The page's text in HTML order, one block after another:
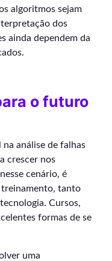
algoritmos sejam
dos
ainda dependem da
o futuro
análise de falhas
crescer nos
cenário, é
treinamento, tanto
Cursos,
formas de se
uma